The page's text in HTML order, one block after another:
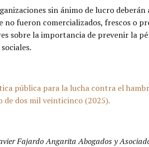
sin ánimo de lucro
fueron comercializados, frescos o
sobre la importancia de prevenir la
pública para la lucha contra el
de dos mil veinticinco (2025).
Fajardo Angarita Abogados y